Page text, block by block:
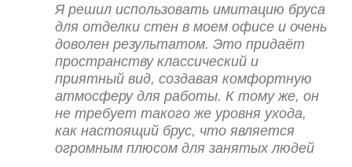
Я решил использовать имитацию бруса
для отделки стен в моем офисе и очень
доволен результатом. Это придаёт
пространству классический и
приятный вид, создавая комфортную
атмосферу для работы. К тому же, он
не требует такого же уровня ухода,
как настоящий брус, что является
огромным плюсом для занятых людей